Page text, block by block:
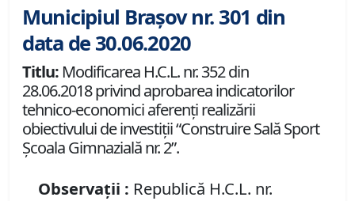
Municipiul Brașov nr. 301 din
data de 30.06.2020
Titlu: Modificarea H.C.L. nr. 352 din
28.06.2018 privind aprobarea indicatorilor
tehnico-economici aferenți realizării
obiectivului de investiții “Construire Sală Sport
Școala Gimnazială nr. 2”.
Observații : Republică H.C.L. nr.